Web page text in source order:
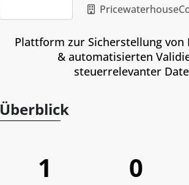
Plattform zur Sicherstellung von
& automatisierten
steuerrelevanter
Überblick
1 0